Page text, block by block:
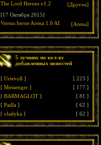
The Lord Heroes v1.2
[Другое]
[17 Октября 2015]
Versus heroe Arena 1.0 AI
[Arena]
5 лучших по кол-ву
добавленных новостей
[ Urievoll ] [ 223 ]
[ Messenger ] [ 177 ]
[ BARMAGLOT ] [ 81 ]
[ Padla ] [ 62 ]
[ vladyka ] [ 62 ]